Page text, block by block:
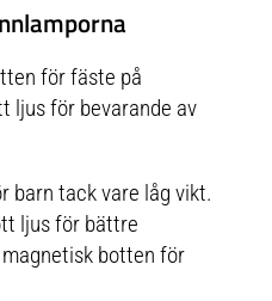
för fäste på
ljus för bevarande av
barn tack vare låg vikt.
ljus för bättre
botten för